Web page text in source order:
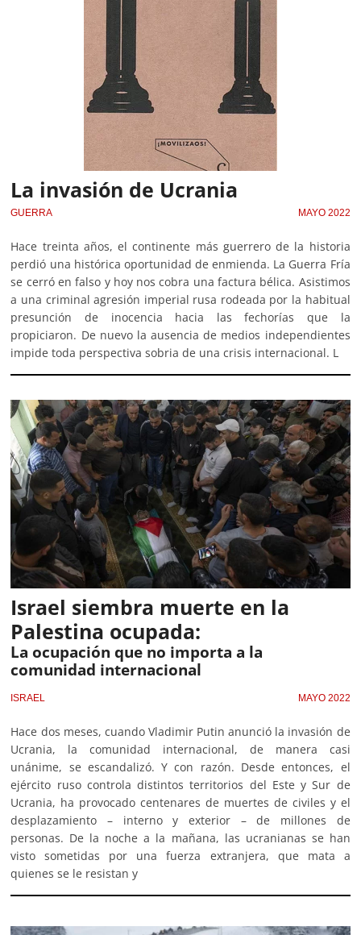
La invasión de Ucrania
GUERRA MAYO 2022
Hace treinta años, el continente más guerrero de la historia
perdió una histórica oportunidad de enmienda. La Guerra Fría
se cerró en falso y hoy nos cobra una factura bélica. Asistimos
a una criminal agresión imperial rusa rodeada por la habitual
presunción de inocencia hacia las fechorías que la
propiciaron. De nuevo la ausencia de medios independientes
impide toda perspectiva sobria de una crisis internacional. L
Israel siembra muerte en la
Palestina ocupada:
La ocupación que no importa a la
comunidad internacional
ISRAEL MAYO 2022
Hace dos meses, cuando Vladimir Putin anunció la invasión de
Ucrania, la comunidad internacional, de manera casi
unánime, se escandalizó. Y con razón. Desde entonces, el
ejército ruso controla distintos territorios del Este y Sur de
Ucrania, ha provocado centenares de muertes de civiles y el
desplazamiento – interno y exterior – de millones de
personas. De la noche a la mañana, las ucranianas se han
visto sometidas por una fuerza extranjera, que mata a
quienes se le resistan y